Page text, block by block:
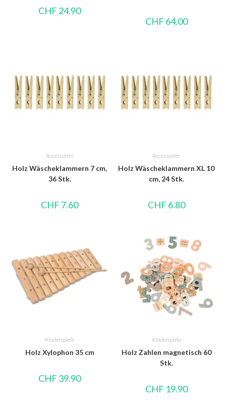
CHF 24.90
CHF 64.00
Accessoires
Holz Wäscheklammern 7 cm,
36 Stk.
CHF 7.60
Accessoires
Holz Wäscheklammern XL 10
cm, 24 Stk.
CHF 6.80
Kinderspiele
Holz Xylophon 35 cm
CHF 39.90
Kinderspiele
Holz Zahlen magnetisch 60
Stk.
CHF 19.90